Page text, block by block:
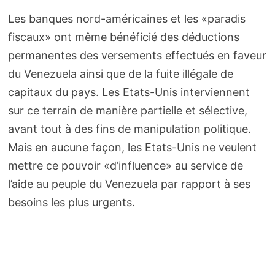
Les banques nord-américaines et les «paradis
fiscaux» ont même bénéficié des déductions
permanentes des versements effectués en faveur
du Venezuela ainsi que de la fuite illégale de
capitaux du pays. Les Etats-Unis interviennent
sur ce terrain de manière partielle et sélective,
avant tout à des fins de manipulation politique.
Mais en aucune façon, les Etats-Unis ne veulent
mettre ce pouvoir «d’influence» au service de
l’aide au peuple du Venezuela par rapport à ses
besoins les plus urgents.